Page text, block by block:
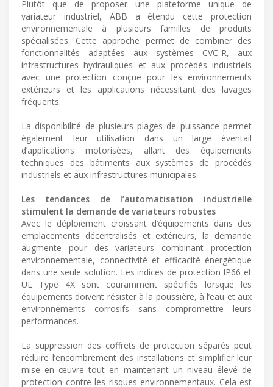
Plutôt que de proposer une plateforme unique de
variateur industriel, ABB a étendu cette protection
environnementale à plusieurs familles de produits
spécialisées. Cette approche permet de combiner des
fonctionnalités adaptées aux systèmes CVC-R, aux
infrastructures hydrauliques et aux procédés industriels
avec une protection conçue pour les environnements
extérieurs et les applications nécessitant des lavages
fréquents.
La disponibilité de plusieurs plages de puissance permet
également leur utilisation dans un large éventail
d’applications motorisées, allant des équipements
techniques des bâtiments aux systèmes de procédés
industriels et aux infrastructures municipales.
Les tendances de l’automatisation industrielle
stimulent la demande de variateurs robustes
Avec le déploiement croissant d’équipements dans des
emplacements décentralisés et extérieurs, la demande
augmente pour des variateurs combinant protection
environnementale, connectivité et efficacité énergétique
dans une seule solution. Les indices de protection IP66 et
UL Type 4X sont couramment spécifiés lorsque les
équipements doivent résister à la poussière, à l’eau et aux
environnements corrosifs sans compromettre leurs
performances.
La suppression des coffrets de protection séparés peut
réduire l’encombrement des installations et simplifier leur
mise en œuvre tout en maintenant un niveau élevé de
protection contre les risques environnementaux. Cela est